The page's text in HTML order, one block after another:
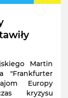
Martin
"Frankfurter
Europy
kryzysu